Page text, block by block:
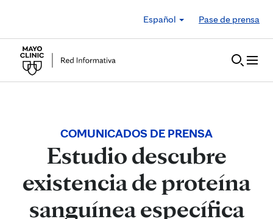
Español
Pase de prensa
COMUNICADOS DE PRENSA
Estudio descubre
existencia de proteína
sanguínea específica